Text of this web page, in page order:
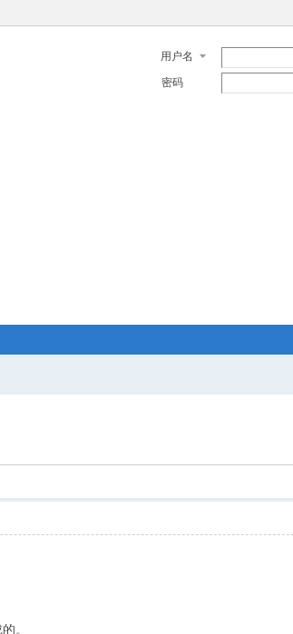
用户名
密码
。